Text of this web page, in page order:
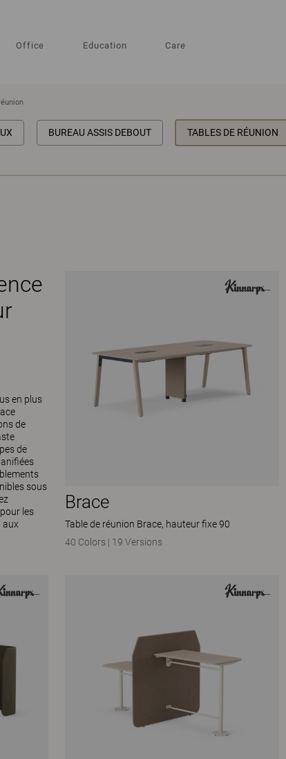
Office Education Care
BUREAU ASSIS DEBOUT TABLES DE RÉUNION
en plus
de
de
sous
les
aux
Brace
Table de réunion Brace, hauteur fixe 90
40 Colors | 19 Versions